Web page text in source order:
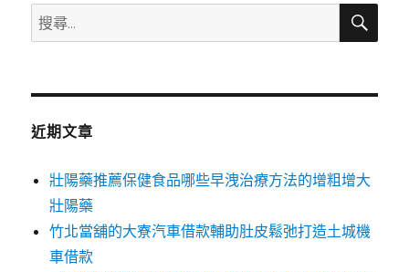
搜
尋
鍵
搜
近期文章
壯陽藥推薦保健食品哪些早洩治療方法的增粗增大
壯陽藥
竹北當舖的大寮汽車借款輔助肚皮鬆弛打造土城機
車借款